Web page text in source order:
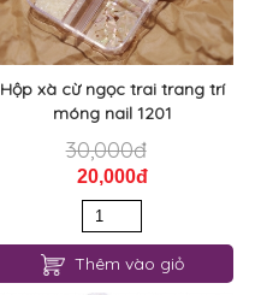
Hộp xà cừ ngọc trai trang trí
móng nail 1201
30,000đ
20,000đ
Thêm vào giỏ